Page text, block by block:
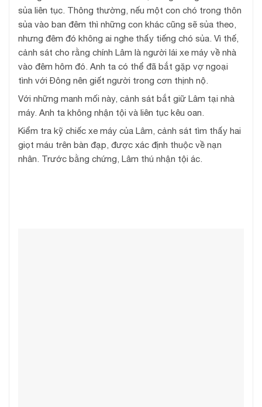
sủa liên tục. Thông thường, nếu một con chó trong thôn
sủa vào ban đêm thì những con khác cũng sẽ sủa theo,
nhưng đêm đó không ai nghe thấy tiếng chó sủa. Vì thế,
cảnh sát cho rằng chính Lâm là người lái xe máy về nhà
vào đêm hôm đó. Anh ta có thể đã bắt gặp vợ ngoại
tình với Đông nên giết người trong cơn thịnh nộ.
Với những manh mối này, cảnh sát bắt giữ Lâm tại nhà
máy. Anh ta không nhận tội và liên tục kêu oan.
Kiểm tra kỹ chiếc xe máy của Lâm, cảnh sát tìm thấy hai
giọt máu trên bàn đạp, được xác định thuộc về nạn
nhân. Trước bằng chứng, Lâm thú nhận tội ác.